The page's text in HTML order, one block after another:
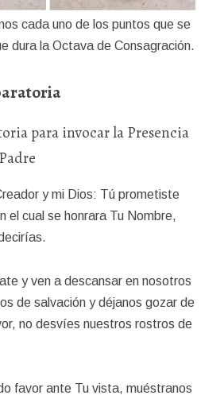
cada uno de los puntos que se
dura la Octava de Consagración.
para invocar la Presencia
y mi Dios: Tú prometiste
el cual se honrara Tu Nombre,
y ven a descansar en nosotros
de salvación y déjanos gozar de
no desvíes nuestros rostros de
favor ante Tu vista, muéstranos